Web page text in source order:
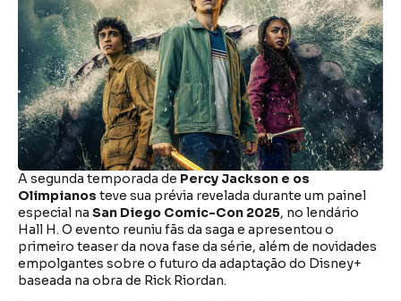
A segunda temporada de Percy Jackson e os
Olimpianos teve sua prévia revelada durante um painel
especial na San Diego Comic-Con 2025, no lendário
Hall H. O evento reuniu fãs da saga e apresentou o
primeiro teaser da nova fase da série, além de novidades
empolgantes sobre o futuro da adaptação do Disney+
baseada na obra de Rick Riordan.